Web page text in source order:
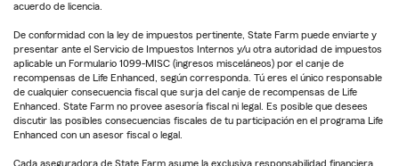
acuerdo de licencia.
De conformidad con la ley de impuestos pertinente, State Farm puede enviarte y
presentar ante el Servicio de Impuestos Internos y/u otra autoridad de impuestos
aplicable un Formulario 1099-MISC (ingresos misceláneos) por el canje de
recompensas de Life Enhanced, según corresponda. Tú eres el único responsable
de cualquier consecuencia fiscal que surja del canje de recompensas de Life
Enhanced. State Farm no provee asesoría fiscal ni legal. Es posible que desees
discutir las posibles consecuencias fiscales de tu participación en el programa Life
Enhanced con un asesor fiscal o legal.
Cada aseguradora de State Farm asume la exclusiva responsabilidad financiera